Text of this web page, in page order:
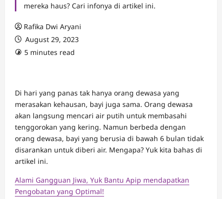
mereka haus? Cari infonya di artikel ini.
Rafika Dwi Aryani
August 29, 2023
5 minutes read
Di hari yang panas tak hanya orang dewasa yang
merasakan kehausan, bayi juga sama. Orang dewasa
akan langsung mencari air putih untuk membasahi
tenggorokan yang kering. Namun berbeda dengan
orang dewasa, bayi yang berusia di bawah 6 bulan tidak
disarankan untuk diberi air. Mengapa? Yuk kita bahas di
artikel ini.
Alami Gangguan Jiwa, Yuk Bantu Apip mendapatkan
Pengobatan yang Optimal!